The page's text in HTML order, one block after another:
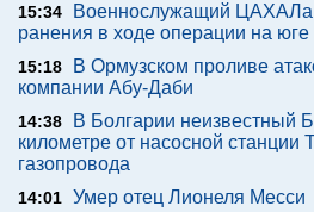
15:34
Военнослужащий ЦАХАЛа
ранения в ходе операции на
15:18
В Ормузском проливе
компании Абу-Даби
14:38
В Болгарии неизвестный
километре от насосной станции
газопровода
14:01 Умер отец Лионеля Месси